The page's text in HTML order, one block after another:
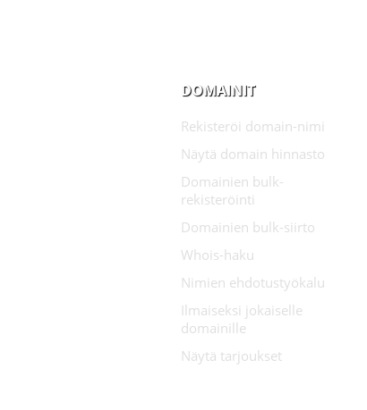
DOMAINIT
Rekisteröi domain-nimi
Näytä domain hinnasto
Domainien bulk-
rekisteröinti
Domainien bulk-siirto
Whois-haku
Nimien ehdotustyökalu
Ilmaiseksi jokaiselle
domainille
Näytä tarjoukset